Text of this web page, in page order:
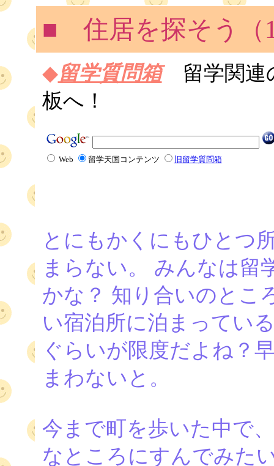
■ 住居を探そう（
◆留学質問箱留学関連
板へ！
Web 留学天国コンテンツ 旧留学質問箱
とにもかくにもひとつ
まらない。 みんなは留
かな？ 知り合いのとこ
い宿泊所に泊まってい
ぐらいが限度だよね？
まわないと。
今まで町を歩いた中で
なところにすんでみた